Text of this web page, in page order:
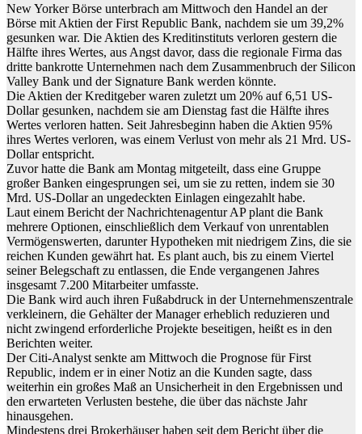
New Yorker Börse unterbrach am Mittwoch den Handel an der
Börse mit Aktien der First Republic Bank, nachdem sie um 39,2%
gesunken war. Die Aktien des Kreditinstituts verloren gestern die
Hälfte ihres Wertes, aus Angst davor, dass die regionale Firma das
dritte bankrotte Unternehmen nach dem Zusammenbruch der Silicon
Valley Bank und der Signature Bank werden könnte.
Die Aktien der Kreditgeber waren zuletzt um 20% auf 6,51 US-
Dollar gesunken, nachdem sie am Dienstag fast die Hälfte ihres
Wertes verloren hatten. Seit Jahresbeginn haben die Aktien 95%
ihres Wertes verloren, was einem Verlust von mehr als 21 Mrd. US-
Dollar entspricht.
Zuvor hatte die Bank am Montag mitgeteilt, dass eine Gruppe
großer Banken eingesprungen sei, um sie zu retten, indem sie 30
Mrd. US-Dollar an ungedeckten Einlagen eingezahlt habe.
Laut einem Bericht der Nachrichtenagentur AP plant die Bank
mehrere Optionen, einschließlich dem Verkauf von unrentablen
Vermögenswerten, darunter Hypotheken mit niedrigem Zins, die sie
reichen Kunden gewährt hat. Es plant auch, bis zu einem Viertel
seiner Belegschaft zu entlassen, die Ende vergangenen Jahres
insgesamt 7.200 Mitarbeiter umfasste.
Die Bank wird auch ihren Fußabdruck in der Unternehmenszentrale
verkleinern, die Gehälter der Manager erheblich reduzieren und
nicht zwingend erforderliche Projekte beseitigen, heißt es in den
Berichten weiter.
Der Citi-Analyst senkte am Mittwoch die Prognose für First
Republic, indem er in einer Notiz an die Kunden sagte, dass
weiterhin ein großes Maß an Unsicherheit in den Ergebnissen und
den erwarteten Verlusten bestehe, die über das nächste Jahr
hinausgehen.
Mindestens drei Brokerhäuser haben seit dem Bericht über die